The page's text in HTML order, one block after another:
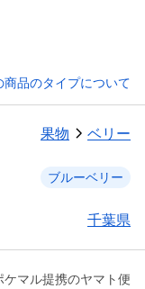
商品のタイプについて
果物 ベリー
ブルーベリー
千葉県
ケマル提携のヤマト便